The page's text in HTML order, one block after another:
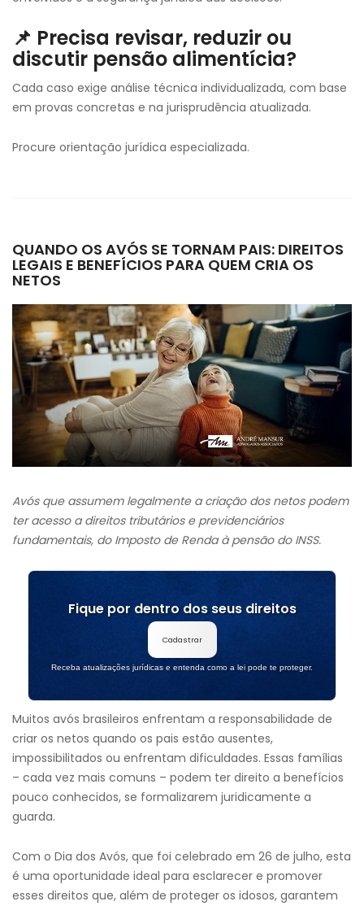
📌 Precisa revisar, reduzir ou
discutir pensão alimentícia?
Cada caso exige análise técnica individualizada, com base
em provas concretas e na jurisprudência atualizada.
Procure orientação jurídica especializada.
QUANDO OS AVÓS SE TORNAM PAIS: DIREITOS
LEGAIS E BENEFÍCIOS PARA QUEM CRIA OS
NETOS
Avós que assumem legalmente a criação dos netos podem
ter acesso a direitos tributários e previdenciários
fundamentais, do Imposto de Renda à pensão do INSS.
Fique por dentro dos seus direitos
Cadastrar
Receba atualizações jurídicas e entenda como a lei pode te proteger.
Muitos avós brasileiros enfrentam a responsabilidade de
criar os netos quando os pais estão ausentes,
impossibilitados ou enfrentam dificuldades. Essas famílias
– cada vez mais comuns – podem ter direito a benefícios
pouco conhecidos, se formalizarem juridicamente a
guarda.
Com o Dia dos Avós, que foi celebrado em 26 de julho, esta
é uma oportunidade ideal para esclarecer e promover
esses direitos que, além de proteger os idosos, garantem